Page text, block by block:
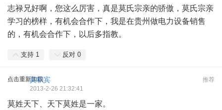
志禄兄好啊，您这么厉害，真是莫氏宗亲的骄傲，莫氏宗亲
学习的榜样，有机会合作下，我是在贵州做电力设备销售
的，有机会合作下，以后多指教。
支持 1 反对 0
点击重新加载 推荐
莫积宾
2013-2-26 21:32:41
莫姓天下、天下莫姓是一家。